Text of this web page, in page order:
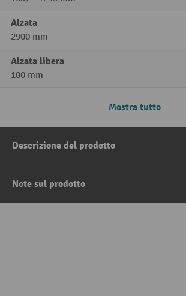
Alzata
2900 mm
Alzata libera
100 mm
Mostra tutto
Descrizione del prodotto
Note sul prodotto